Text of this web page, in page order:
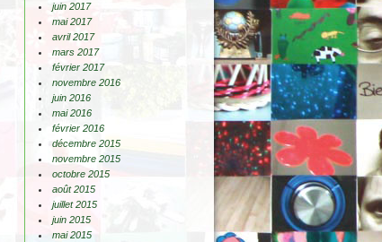
juin 2017
mai 2017
avril 2017
mars 2017
février 2017
novembre 2016
juin 2016
mai 2016
février 2016
décembre 2015
novembre 2015
octobre 2015
août 2015
juillet 2015
juin 2015
mai 2015